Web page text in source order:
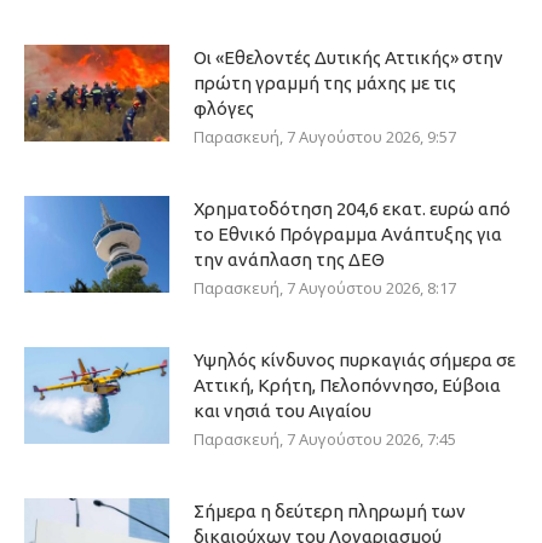
Οι «Εθελοντές Δυτικής Αττικής» στην
πρώτη γραμμή της μάχης με τις
φλόγες
Παρασκευή, 7 Αυγούστου 2026, 9:57
Χρηματοδότηση 204,6 εκατ. ευρώ από
το Εθνικό Πρόγραμμα Ανάπτυξης για
την ανάπλαση της ΔΕΘ
Παρασκευή, 7 Αυγούστου 2026, 8:17
Υψηλός κίνδυνος πυρκαγιάς σήμερα σε
Αττική, Κρήτη, Πελοπόννησο, Εύβοια
και νησιά του Αιγαίου
Παρασκευή, 7 Αυγούστου 2026, 7:45
Σήμερα η δεύτερη πληρωμή των
δικαιούχων του Λογαριασμού